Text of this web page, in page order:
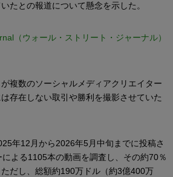
たとの報道について懸念を示した。
（ウォール・ストリート・ジャーナル）
複数のソーシャルメディアクリエイター
存在しない取引や勝利を撮影させていた
年12月から2026年5月中旬までに投稿さ
よる1105本の動画を調査し、その約70％
だし、総額約190万ドル（約3億400万